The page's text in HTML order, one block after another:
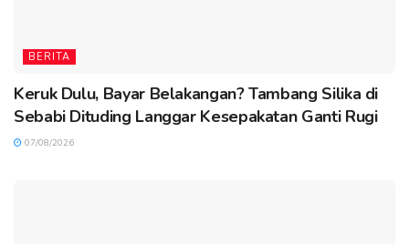
BERITA
Keruk Dulu, Bayar Belakangan? Tambang Silika di
Sebabi Dituding Langgar Kesepakatan Ganti Rugi
07/08/2026